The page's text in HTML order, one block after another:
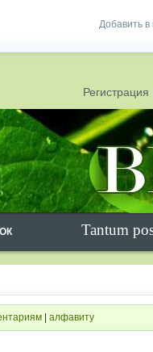
Добавить в
Регистрация
Tantum
алфавиту